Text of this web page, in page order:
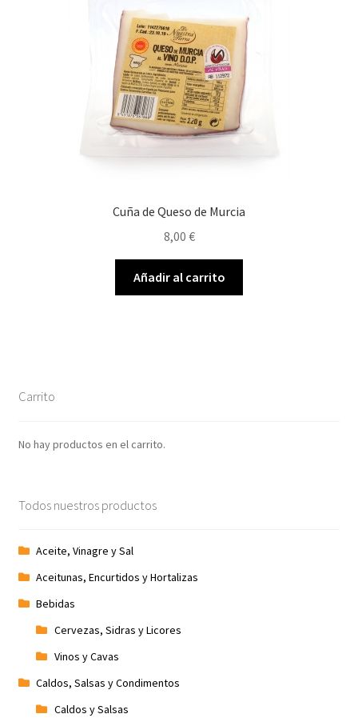
Cuña de Queso de Murcia
8,00 €
Añadir al carrito
Carrito
No hay productos en el carrito.
Todos nuestros productos
Aceite, Vinagre y Sal
Aceitunas, Encurtidos y Hortalizas
Bebidas
Cervezas, Sidras y Licores
Vinos y Cavas
Caldos, Salsas y Condimentos
Caldos y Salsas